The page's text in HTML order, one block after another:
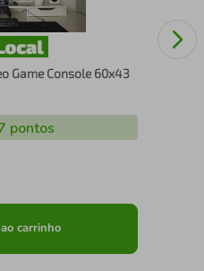
Game Console 60x43
pontos
carrinho